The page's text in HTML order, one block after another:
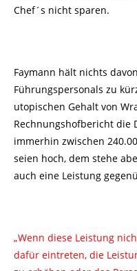
Chef´s nicht sparen.
Faymann hält nichts
Führungspersonals zu
utopischen Gehalt von
Rechnungshofbericht die
immerhin zwischen
seien hoch, dem stehe
auch eine Leistung
„Wenn diese Leistung
dafür eintreten, die